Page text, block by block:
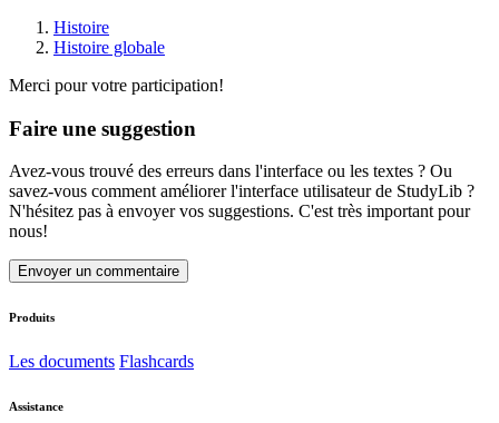
Histoire
Histoire globale
Merci pour votre participation!
Faire une suggestion
Avez-vous trouvé des erreurs dans l'interface ou les textes ? Ou
savez-vous comment améliorer l'interface utilisateur de StudyLib ?
N'hésitez pas à envoyer vos suggestions. C'est très important pour
nous!
Envoyer un commentaire
Produits
Les documents Flashcards
Assistance